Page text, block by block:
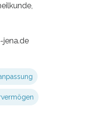
jena.de